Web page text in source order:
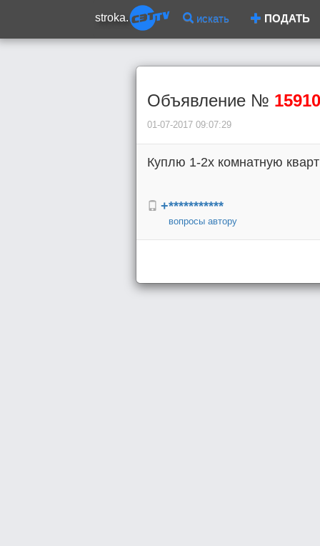
stroka. искать ПОДАТЬ
Объявление № 15910
01-07-2017 09:07:29
Куплю 1-2х комнатную
+***********
вопросы автору